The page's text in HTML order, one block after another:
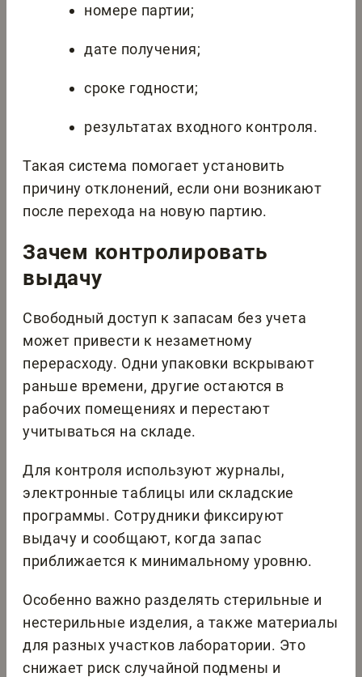
номере партии;
дате получения;
сроке годности;
результатах входного контроля.
Такая система помогает установить
причину отклонений, если они возникают
после перехода на новую партию.
Зачем контролировать
выдачу
Свободный доступ к запасам без учета
может привести к незаметному
перерасходу. Одни упаковки вскрывают
раньше времени, другие остаются в
рабочих помещениях и перестают
учитываться на складе.
Для контроля используют журналы,
электронные таблицы или складские
программы. Сотрудники фиксируют
выдачу и сообщают, когда запас
приближается к минимальному уровню.
Особенно важно разделять стерильные и
нестерильные изделия, а также материалы
для разных участков лаборатории. Это
снижает риск случайной подмены и